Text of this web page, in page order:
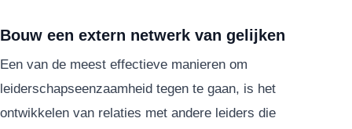
Bouw een extern netwerk van gelijken
Een van de meest effectieve manieren om
leiderschapseenzaamheid tegen te gaan, is het
ontwikkelen van relaties met andere leiders die